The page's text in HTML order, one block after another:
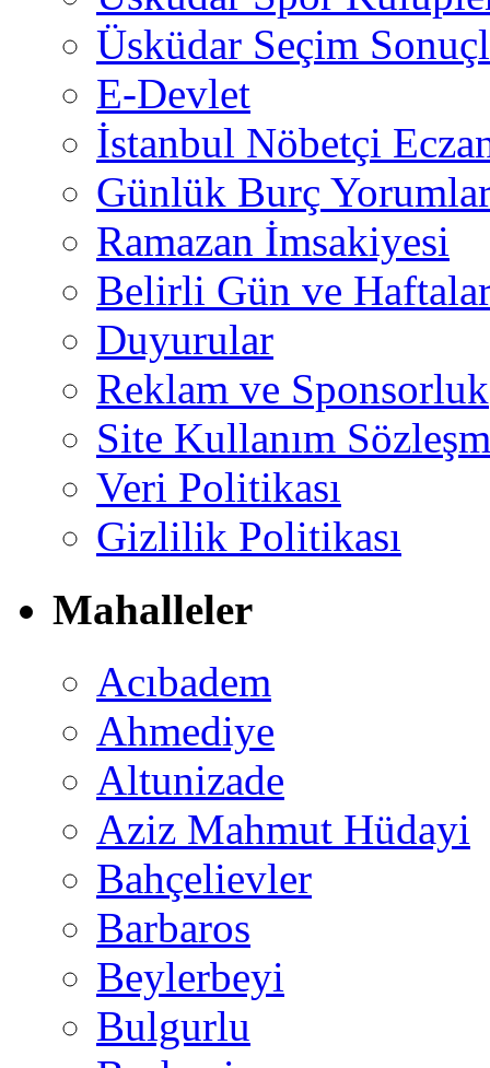
Üsküdar Seçim
E-Devlet
İstanbul Nöbetçi
Günlük Burç
Ramazan İmsakiyesi
Belirli Gün ve
Duyurular
Reklam ve Sponsorluk
Site Kullanım
Veri Politikası
Gizlilik Politikası
Mahalleler
Acıbadem
Ahmediye
Altunizade
Aziz Mahmut Hüdayi
Bahçelievler
Barbaros
Beylerbeyi
Bulgurlu